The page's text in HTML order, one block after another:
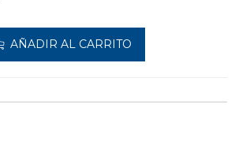
AÑADIR AL CARRITO